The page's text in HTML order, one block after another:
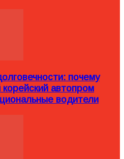
почему
корейский автопром
водители